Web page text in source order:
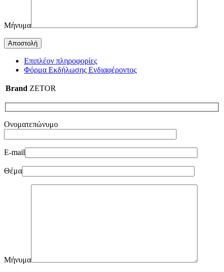
Μήνυμα
Επιπλέον πληροφορίες
Φόρμα Εκδήλωσης Ενδιαφέροντος
Brand ZETOR
Ονοματεπώνυμο
E-mail
Θέμα
Μήνυμα